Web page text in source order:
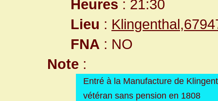
Heures : 21:30
Lieu :
FNA : NO
Note :
Entré à la Manufacture de
vétéran sans pension en 1808